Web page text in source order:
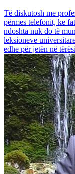
Të diskutosh me
përmes telefonit, ke
ndoshta nuk do të
leksioneve
edhe për jetën në